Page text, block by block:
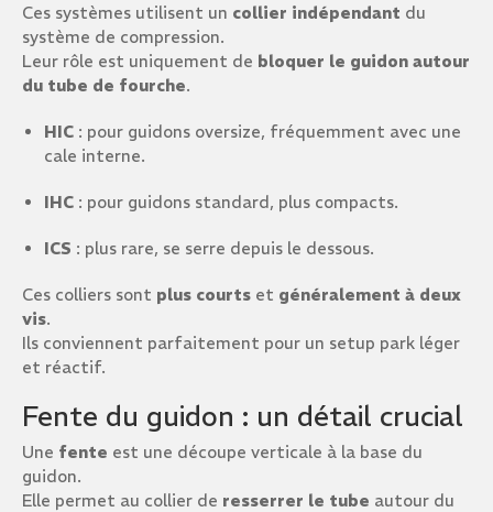
Ces systèmes utilisent un collier indépendant du
système de compression.
Leur rôle est uniquement de bloquer le guidon autour
du tube de fourche.
HIC : pour guidons oversize, fréquemment avec une
cale interne.
IHC : pour guidons standard, plus compacts.
ICS : plus rare, se serre depuis le dessous.
Ces colliers sont plus courts et généralement à deux
vis.
Ils conviennent parfaitement pour un setup park léger
et réactif.
Fente du guidon : un détail crucial
Une fente est une découpe verticale à la base du
guidon.
Elle permet au collier de resserrer le tube autour du